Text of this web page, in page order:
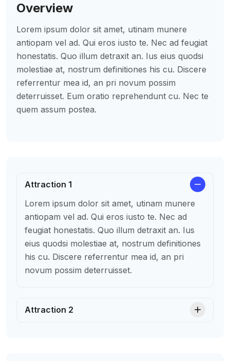
Overview
Lorem ipsum dolor sit amet, utinam munere
antiopam vel ad. Qui eros iusto te. Nec ad feugiat
honestatis. Quo illum detraxit an. Ius eius quodsi
molestiae at, nostrum definitiones his cu. Discere
referrentur mea id, an pri novum possim
deterruisset. Eum oratio reprehendunt cu. Nec te
quem assum postea.
Attraction 1
Lorem ipsum dolor sit amet, utinam munere
antiopam vel ad. Qui eros iusto te. Nec ad
feugiat honestatis. Quo illum detraxit an. Ius
eius quodsi molestiae at, nostrum definitiones
his cu. Discere referrentur mea id, an pri
novum possim deterruisset.
Attraction 2